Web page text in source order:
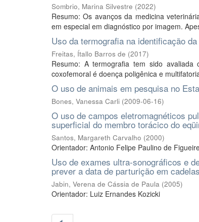
Sombrio, Marina Silvestre (2022)
Resumo: Os avanços da medicina
em especial em diagnóstico por imagem.
Uso da termografia na identificação
Freitas, Ítallo Barros de (2017)
Resumo: A termografia tem sido
coxofemoral é doença poligênica e
O uso de animais em pesquisa no
Bones, Vanessa Carli (2009-06-16)
O uso de campos eletromagnéticos
superficial do membro torácico do
Santos, Margareth Carvalho (2000)
Orientador: Antonio Felipe Paulino de
Uso de exames ultra-sonográficos e
prever a data de parturição em
Jabin, Verena de Cássia de Paula (2005)
Orientador: Luiz Ernandes Kozicki